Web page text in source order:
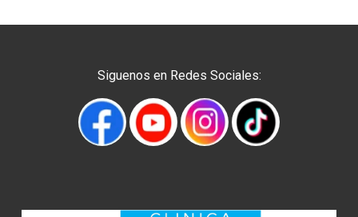
Siguenos en Redes Sociales: